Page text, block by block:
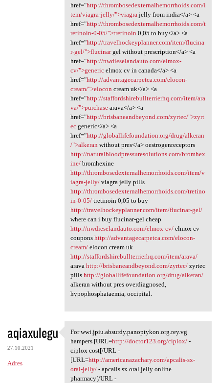
href="http://thrombosedexternalhemorrhoids.com/i
tem/viagra-jelly/">viagra jelly from india</a> <a
href="http://thrombosedexternalhemorrhoids.com/t
retinoin-0-05/">tretinoin 0,05 to buy</a> <a
href="http://travelhockeyplanner.com/item/flucina
r-gel/">flucinargel without prescription</a> <a
href="http://nwdieselandauto.com/elmox-
cv/">genericelmox cv in canada</a> <a
href="http://advantagecarpetca.com/elocon-
cream/">elocon cream uk</a> <a
href="http://staffordshirebullterrierhq.com/item/ara
va/">purchasearava</a> <a
href="http://brisbaneandbeyond.com/zyrtec/">zyrt
ecgeneric</a> <a
href="http://globallifefoundation.org/drug/alkeran
/">alkeran without pres</a> oestrogenreceptors
http://naturalbloodpressuresolutions.com/bromhex
ine/bromhexine
http://thrombosedexternalhemorrhoids.com/item/v
iagra-jelly/viagra jelly pills
http://thrombosedexternalhemorrhoids.com/tretino
in-0-05/tretinoin 0,05 to buy
http://travelhockeyplanner.com/item/flucinar-gel/
where can i buy flucinar-gel cheap
http://nwdieselandauto.com/elmox-cv/elmox cv
coupons http://advantagecarpetca.com/elocon-
cream/elocon cream uk
http://staffordshirebullterrierhq.com/item/arava/
arava http://brisbaneandbeyond.com/zyrtec/zyrtec
pills http://globallifefoundation.org/drug/alkeran/
alkeran without pres overdiagnosed,
hypophosphataemia, occipital.
aqiaxulegu
27.10.2021
Adres
For wwi.jpiu.absurdy
For wwi.jpiu.absurdy.panoptykon.org.rey.vg
hampers [URL=http://doctor123.org/ciplox/-
ciplox cost[/URL -
[URL=http://americanazachary.com/apcalis-sx-
oral-jelly/- apcalis sx oral jelly online
pharmacy[/URL -